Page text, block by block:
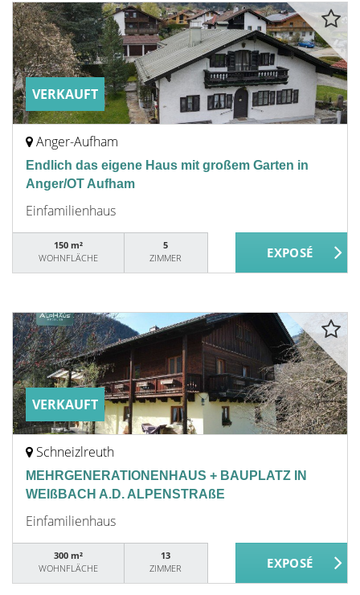
VERKAUFT
Anger-Aufham
Endlich das eigene Haus mit großem Garten in
Anger/OT Aufham
Einfamilienhaus
150 m²
WOHNFLÄCHE
5
ZIMMER
VERKAUFT
Schneizlreuth
MEHRGENERATIONENHAUS + BAUPLATZ IN
WEIßBACH A.D. ALPENSTRAßE
Einfamilienhaus
300 m²
WOHNFLÄCHE
13
ZIMMER